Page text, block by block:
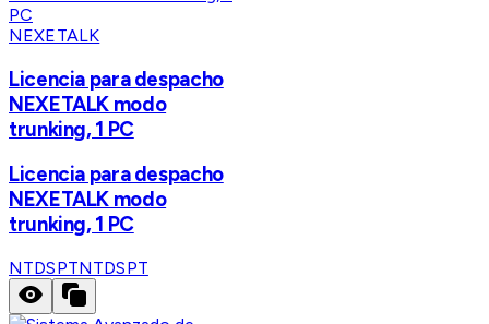
NEXETALK
Licencia para despacho
NEXETALK modo
trunking, 1 PC
Licencia para despacho
NEXETALK modo
trunking, 1 PC
NTDSPTNTDSPT